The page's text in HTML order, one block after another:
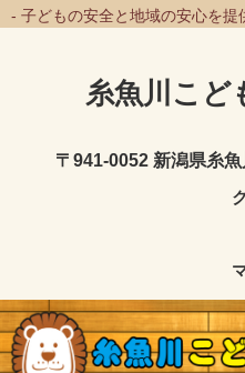
- 子どもの安全と地域の安心を提
糸魚川こど
〒941-0052 新潟県糸